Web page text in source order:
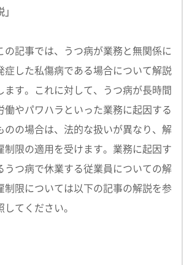
の記事では、うつ病が業務と無関係に
症した私傷病である場合について解説
ます。これに対して、うつ病が長時間
働やパワハラといった業務に起因する
のの場合は、法的な扱いが異なり、解
制限の適用を受けます。業務に起因す
うつ病で休業する従業員についての解
制限については以下の記事の解説を参
してください。